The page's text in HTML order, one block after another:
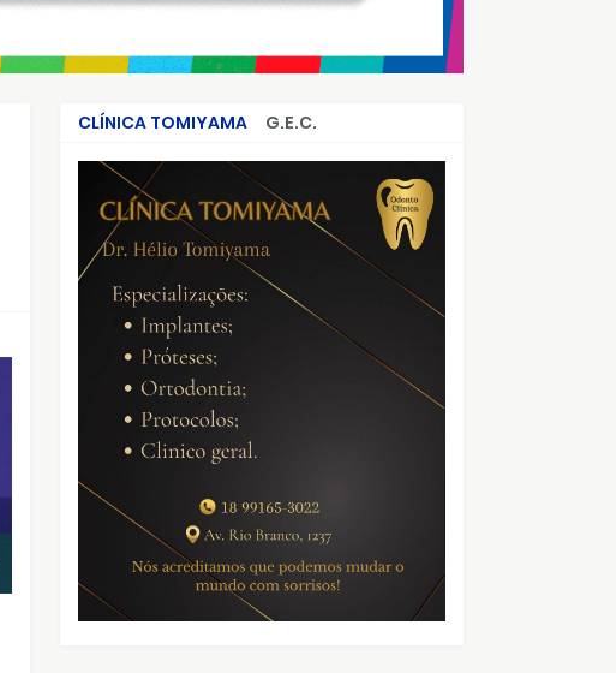
CLÍNICA TOMIYAMA
G.E.C.
CRIMES QUE ABALARAM O BRASIL